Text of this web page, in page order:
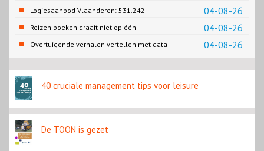
04-08-26
Logiesaanbod Vlaanderen: 531.242
slaapplaatsen
04-08-26
Reizen boeken draait niet op één
contentbron
04-08-26
Overtuigende verhalen vertellen met data
40 cruciale management tips voor leisure
De TOON is gezet